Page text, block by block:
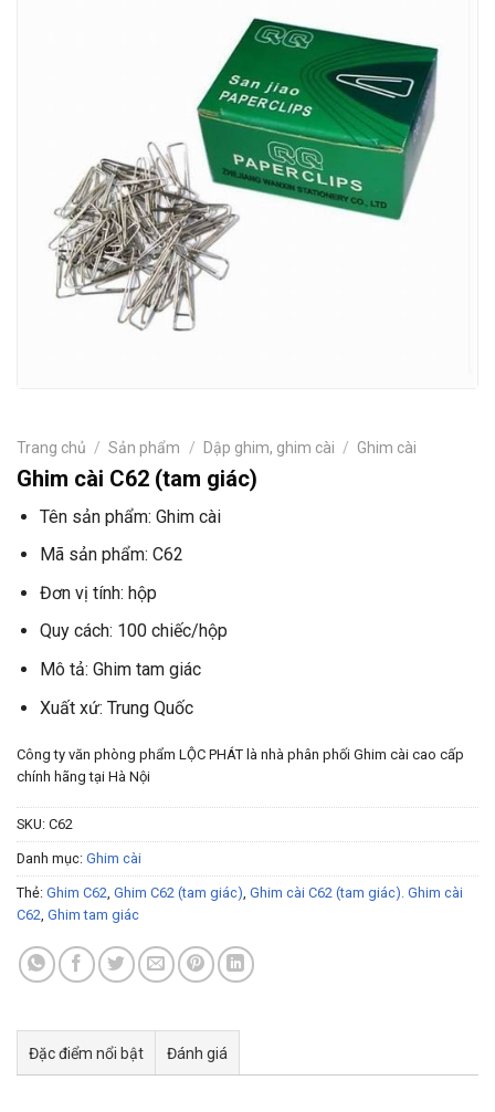
Trang chủ / Sản phẩm / Dập ghim, ghim cài / Ghim cài
Ghim cài C62 (tam giác)
Tên sản phẩm: Ghim cài
Mã sản phẩm: C62
Đơn vị tính: hộp
Quy cách: 100 chiếc/hộp
Mô tả: Ghim tam giác
Xuất xứ: Trung Quốc
Công ty văn phòng phẩm LỘC PHÁT là nhà phân phối Ghim cài cao cấp
chính hãng tại Hà Nội
SKU: C62
Danh mục: Ghim cài
Thẻ: Ghim C62, Ghim C62 (tam giác), Ghim cài C62 (tam giác). Ghim cài
C62, Ghim tam giác
Đặc điểm nổi bật Đánh giá